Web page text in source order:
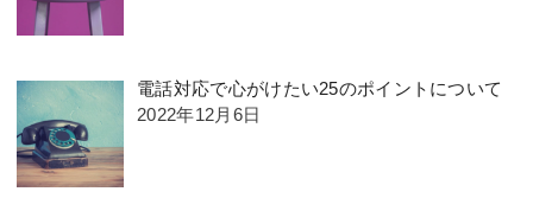
電話対応で心がけたい25のポイントについて
2022年12月6日